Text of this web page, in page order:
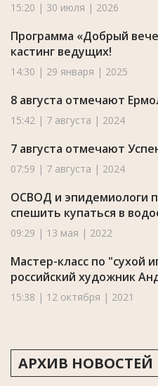
15:20 | 30 июля | 2026
Программа «Добрый
кастинг ведущих!
14:30 | 29 января | 2025
8 августа отмечают
15:42 | 7 августа | 2024
7 августа отмечают
07:59 | 7 августа | 2024
ОСВОД и эпидемиологи
спешить купаться в
09:29 | 13 мая | 2022
Мастер-класс по "сухой
российский художник
15:38 | 12 октября | 2021
АРХИВ НОВОСТЕЙ